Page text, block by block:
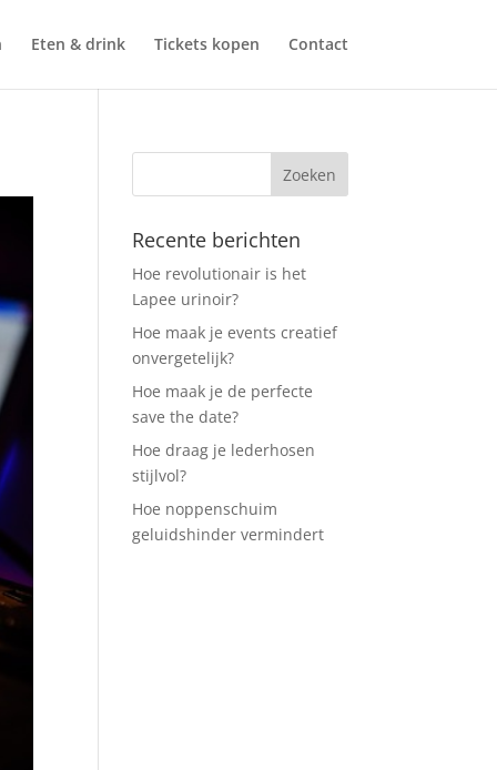
Eten & drink Tickets kopen Contact
Recente berichten
Hoe revolutionair is het
Lapee urinoir?
Hoe maak je events creatief
onvergetelijk?
Hoe maak je de perfecte
save the date?
Hoe draag je lederhosen
stijlvol?
Hoe noppenschuim
geluidshinder vermindert